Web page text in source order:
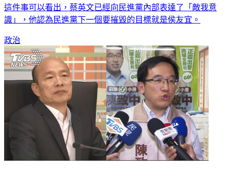
這件事可以看出，蔡英文已經向民進黨內部表達了「敵我意
識」，他認為民進黨下一個要摧毀的目標就是侯友宜。
政治